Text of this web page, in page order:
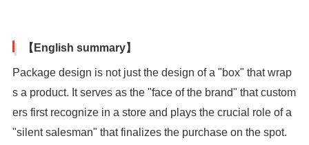
【English summary】
Package design is not just the design of a "box" that wrap
s a product. It serves as the "face of the brand" that custom
ers first recognize in a store and plays the crucial role of a
"silent salesman" that finalizes the purchase on the spot.